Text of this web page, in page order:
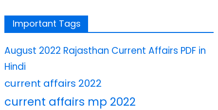
Important Tags
August 2022 Rajasthan Current Affairs PDF in
Hindi
current affairs 2022
current affairs mp 2022